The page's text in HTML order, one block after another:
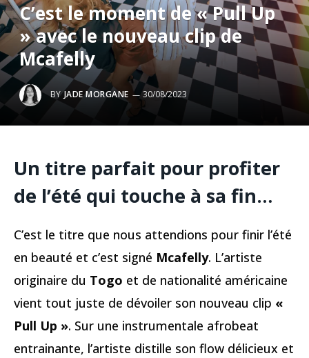
C’est le moment de « Pull Up
» avec le nouveau clip de
Mcafelly
BY JADE MORGANE 30/08/2023
Un titre parfait pour profiter
de l’été qui touche à sa fin…
C’est le titre que nous attendions pour finir l’été
en beauté et c’est signé Mcafelly. L’artiste
originaire du Togo et de nationalité américaine
vient tout juste de dévoiler son nouveau clip «
Pull Up ». Sur une instrumentale afrobeat
entrainante, l’artiste distille son flow délicieux et